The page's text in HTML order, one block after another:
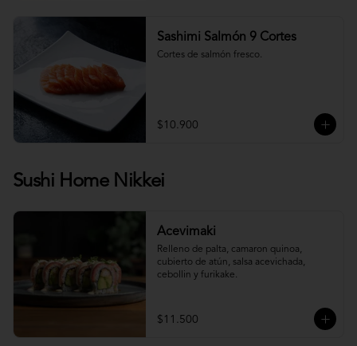
Sashimi Salmón 9 Cortes
Cortes de salmón fresco.
$10.900
Sushi Home Nikkei
Acevimaki
Relleno de palta, camaron quinoa,
cubierto de atún, salsa acevichada,
cebollin y furikake.
$11.500